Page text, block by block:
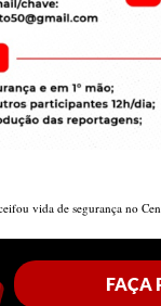
vida de segurança no
FAÇA